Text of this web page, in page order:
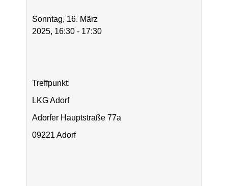
Sonntag, 16. März
2025, 16:30 - 17:30
Treffpunkt:
LKG Adorf
Adorfer Hauptstraße 77a
09221 Adorf